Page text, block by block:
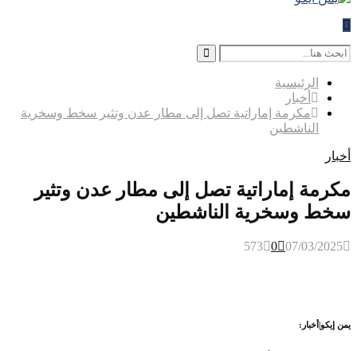
Search
for:
Search
الرئيسية
أخبار
مكرمة إماراتية تصل إلى مطار عدن وتثير سخط وسخرية
الناشطين
أخبار
مكرمة إماراتية تصل إلى مطار عدن وتثير
سخط وسخرية الناشطين
07/03/2025
0
573
يمن إيكو|أخبار: